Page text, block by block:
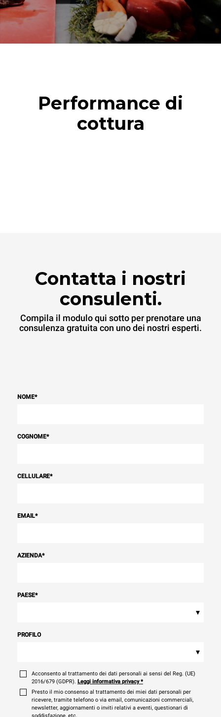
Performance di
cottura
Contatta i nostri
consulenti.
Compila il modulo qui sotto per prenotare una
consulenza gratuita con uno dei nostri esperti.
NOME*
COGNOME*
CELLULARE*
EMAIL*
AZIENDA*
PAESE*
▾
PROFILO
▾
Acconsento al trattamento dei dati personali ai sensi del Reg. (UE)
2016/679 (GDPR). Leggi informativa privacy*
Presto il mio consenso al trattamento dei miei dati personali per
ricevere, tramite telefono o via email, comunicazioni commerciali,
newsletter, aggiornamenti o inviti relativi a eventi, questionari di